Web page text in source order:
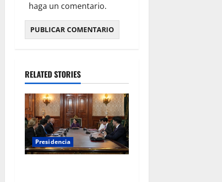
haga un comentario.
RELATED STORIES
Presidencia